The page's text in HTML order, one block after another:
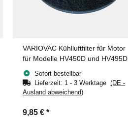
VARIOVAC Kühlluftfilter für Motor
für Modelle HV450D und HV495D
Sofort bestellbar
Lieferzeit: 1 - 3 Werktage(DE -
Ausland abweichend)
9,85 € *